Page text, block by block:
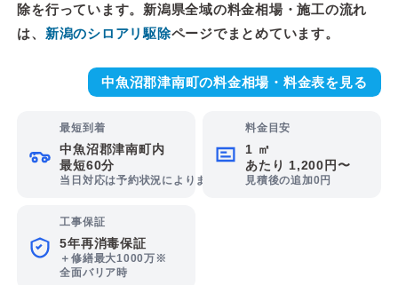
除を行っています。新潟県全域の料金相場・施工の流れ
は、 新潟のシロアリ駆除ページでまとめています。
中魚沼郡津南町の料金相場・料金表を見る
最短到着
中魚沼郡津南町内
最短60分
当日対応は予約状況によります
料金目安
1 ㎡
あたり 1,200円〜
見積後の追加0円
工事保証
5年再消毒保証
＋修繕最大1000万※
全面バリア時